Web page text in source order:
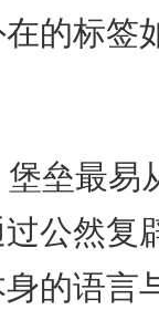
的标签
垒最易
公然复
的语言